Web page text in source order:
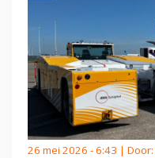
26 mei 2026 - 6:43 | Door: